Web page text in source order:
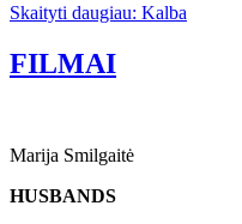
Skaityti daugiau: Kalba
FILMAI
Marija Smilgaitė
HUSBANDS